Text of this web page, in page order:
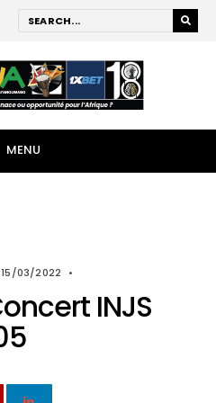
MENU
15/03/2022 •
INJS